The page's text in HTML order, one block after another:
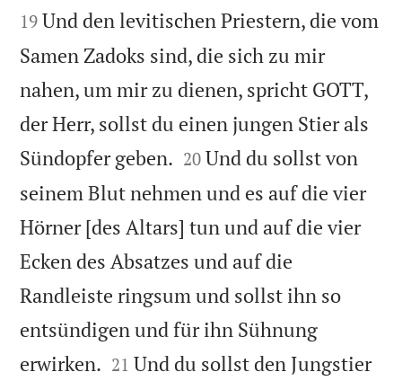
19 Und den levitischen Priestern, die vom
Samen Zadoks sind, die sich zu mir
nahen, um mir zu dienen, spricht GOTT,
der Herr, sollst du einen jungen Stier als
Sündopfer geben. 

20 Und du sollst von
seinem Blut nehmen und es auf die vier
Hörner [des Altars] tun und auf die vier
Ecken des Absatzes und auf die
Randleiste ringsum und sollst ihn so
entsündigen und für ihn Sühnung
erwirken. 

21 Und du sollst den Jungstier